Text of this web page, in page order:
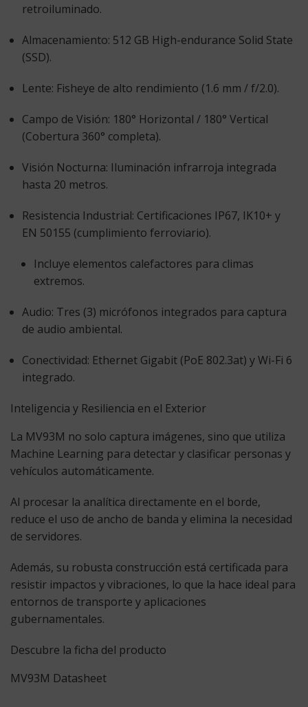
retroiluminado.
Almacenamiento: 512 GB High-endurance Solid State
(SSD).
Lente: Fisheye de alto rendimiento (1.6 mm / f/2.0).
Campo de Visión: 180° Horizontal / 180° Vertical
(Cobertura 360° completa).
Visión Nocturna: Iluminación infrarroja integrada
hasta 20 metros.
Resistencia Industrial: Certificaciones IP67, IK10+ y
EN 50155 (cumplimiento ferroviario).
Incluye elementos calefactores para climas
extremos.
Audio: Tres (3) micrófonos integrados para captura
de audio ambiental.
Conectividad: Ethernet Gigabit (PoE 802.3at) y Wi-Fi 6
integrado.
Inteligencia y Resiliencia en el Exterior
La MV93M no solo captura imágenes, sino que utiliza
Machine Learning para detectar y clasificar personas y
vehículos automáticamente.
Al procesar la analítica directamente en el borde,
reduce el uso de ancho de banda y elimina la necesidad
de servidores.
Además, su robusta construcción está certificada para
resistir impactos y vibraciones, lo que la hace ideal para
entornos de transporte y aplicaciones
gubernamentales.
Descubre la ficha del producto
MV93M Datasheet